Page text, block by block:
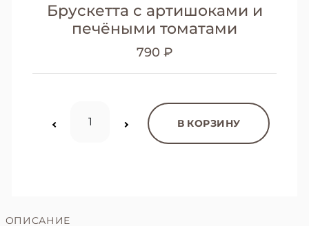
Брускетта с артишоками и
печёными томатами
790 ₽
В КОРЗИНУ
ОПИСАНИЕ